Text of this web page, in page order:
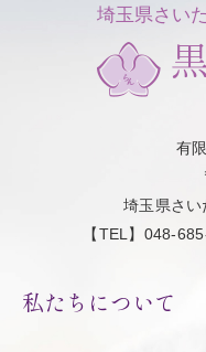
埼玉県さい
有
埼玉県さ
【TEL】048-
私たちについて